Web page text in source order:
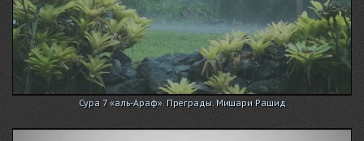
Сура 7 «аль-Араф». Преграды. Мишари Рашид